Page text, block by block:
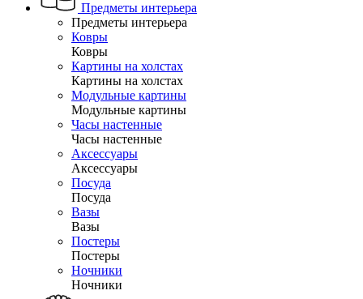
Предметы интерьера
Предметы интерьера
Ковры
Ковры
Картины на холстах
Картины на холстах
Модульные картины
Модульные картины
Часы настенные
Часы настенные
Аксессуары
Аксессуары
Посуда
Посуда
Вазы
Вазы
Постеры
Постеры
Ночники
Ночники